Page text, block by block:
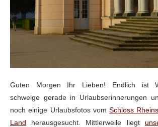
Guten Morgen Ihr Lieben! Endlich ist
schwelge gerade in Urlaubserinnerungen
noch einige Urlaubsfotos vomSchloss
Land herausgesucht. Mittlerweile liegt